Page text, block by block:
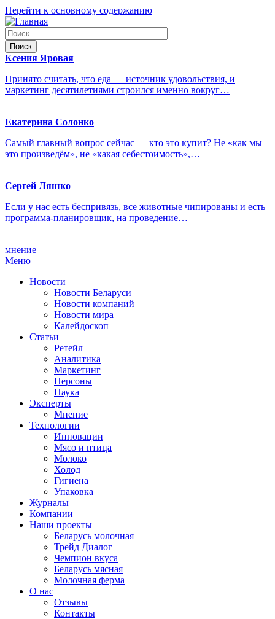
Перейти к основному содержанию
Ксения Яровая
Принято считать, что еда — источник удовольствия, и
маркетинг десятилетиями строился именно вокруг…
Екатерина Солонко
Самый главный вопрос сейчас — кто это купит? Не «как мы
это произведём», не «какая себестоимость»,…
Сергей Ляшко
Если у нас есть беспривязь, все животные чипированы и есть
программа-планировщик, на проведение…
мнение
Меню
Новости
Новости Беларуси
Новости компаний
Новости мира
Калейдоскоп
Статьи
Ретейл
Аналитика
Маркетинг
Персоны
Наука
Эксперты
Мнение
Технологии
Инновации
Мясо и птица
Молоко
Холод
Гигиена
Упаковка
Журналы
Компании
Наши проекты
Беларусь молочная
Трейд Диалог
Чемпион вкуса
Беларусь мясная
Молочная ферма
О нас
Отзывы
Контакты